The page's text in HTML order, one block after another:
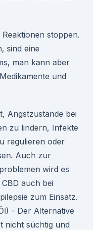
stoppen.
sind eine
man kann aber
und
Angstzustände bei
zu lindern, Infekte
regulieren oder
Auch zur
wird es
auch bei
zum Einsatz.
- Der Alternative
nicht süchtig und